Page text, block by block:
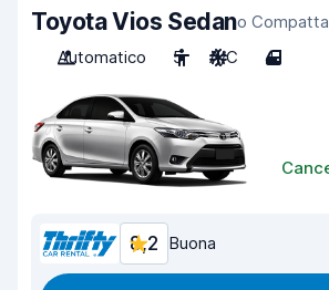
Toyota Vios Sedano
Automatico
5 A/C 4
8,2 Buona